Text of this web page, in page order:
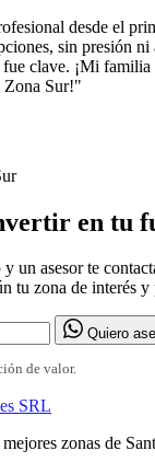
desde el
sin presión ni
clave. ¡Mi familia
Zona Sur!"
en tu
un asesor te
tu zona de interés y
Quiero
de valor.
zonas de